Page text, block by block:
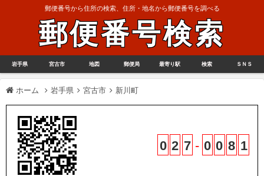
郵便番号から住所の検索、住所・地名から郵便番号を調べる
郵便番号検索
岩手県 宮古市 地図 郵便局 最寄り駅 検索 ＳＮＳ
ホーム 岩手県 宮古市 新川町
0 2 7 - 0 0 8 1